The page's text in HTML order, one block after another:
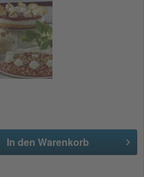
In den Warenkorb